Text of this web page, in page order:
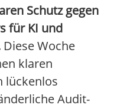
Schutz gegen
für KI und
Diese Woche
klaren
lückenlos
Audit-